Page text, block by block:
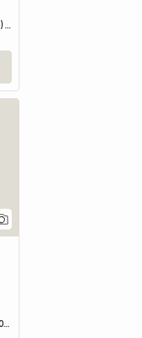
Logement entier | Saint-Jean-de-Luz (64500) | 30 M2